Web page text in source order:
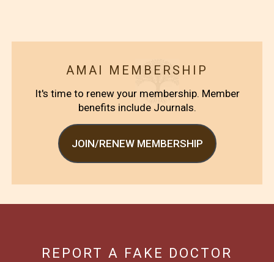
AMAI MEMBERSHIP
It's time to renew your membership. Member
benefits include Journals.
JOIN/RENEW MEMBERSHIP
REPORT A FAKE DOCTOR